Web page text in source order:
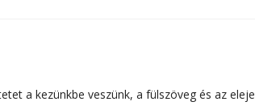
a kezünkbe veszünk, a fülszöveg és az eleje